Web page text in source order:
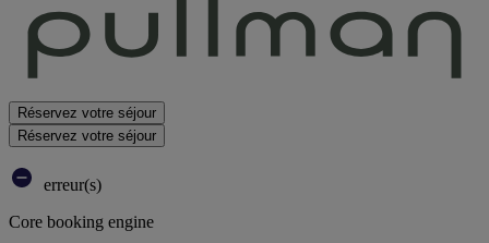
Réservez votre séjour
Réservez votre séjour
erreur(s)
Core booking engine